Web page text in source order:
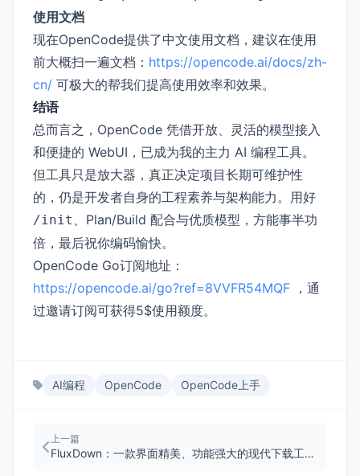
使用文档
现在OpenCode提供了中文使用文档，建议在使用
前大概扫一遍文档： https://opencode.ai/docs/zh-
cn/ 可极大的帮我们提高使用效率和效果。
结语
总而言之，OpenCode 凭借开放、灵活的模型接入
和便捷的 WebUI，已成为我的主力 AI 编程工具。
但工具只是放大器，真正决定项目长期可维护性
的，仍是开发者自身的工程素养与架构能力。用好
/init
、Plan/Build 配合与优质模型，方能事半功
倍，最后祝你编码愉快。
OpenCode Go订阅地址：
https://opencode.ai/go?ref=8VVFR54MQF ，通
过邀请订阅可获得5$使用额度。
AI编程 OpenCode OpenCode上手
上一篇
FluxDown：一款界面精美、功能强大的现代下载工具，支持浏览器扩展